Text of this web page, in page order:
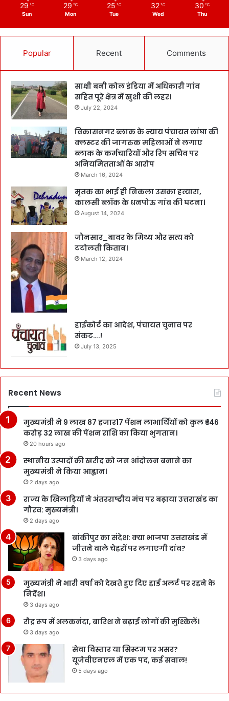
29 ℃
Sun
29 ℃
Mon
25 ℃
Tue
32 ℃
Wed
30 ℃
Thu
Popular Recent Comments
साक्षी बनी कोल इंडिया में अधिकारी गांव
सहित पूरे क्षेत्र में खुशी की लहर।
July 22, 2024
विकासनगर ब्लाक के न्याय पंचायत लांघा की
क्लस्टर की जागरुक महिलाओं ने लगाए
ब्लाक के कर्मचारियों और रिप सचिव पर
अनियमितताओं के आरोप
March 16, 2024
मृतक का भाई ही निकला उसका हत्यारा,
कालसी ब्लॉक के धनपोऊ गांव की घटना।
August 14, 2024
जौनसार_बावर के मिथ्य और सत्य को
टटोलती किताब।
March 12, 2024
हाईकोर्ट का आदेश, पंचायत चुनाव पर
संकट….!
July 13, 2025
Recent News
मुख्यमंत्री ने 9 लाख 87 हजार17 पेंशन लाभार्थियों को कुल ₹ 146
करोड़ 32 लाख की पेंशन राशि का किया भुगतान।
20 hours ago
स्थानीय उत्पादों की खरीद को जन आंदोलन बनाने का
मुख्यमंत्री ने किया आह्वान।
2 days ago
राज्य के खिलाड़ियों ने अंतरराष्ट्रीय मंच पर बढ़ाया उत्तराखंड का
गौरव: मुख्यमंत्री।
2 days ago
बांकीपुर का संदेश: क्या भाजपा उत्तराखंड में
जीतने वाले चेहरों पर लगाएगी दांव?
3 days ago
मुख्यमंत्री ने भारी वर्षा को देखते हुए दिए हाई अलर्ट पर रहने के
निर्देश।
3 days ago
रौद्र रूप में अलकनंदा, बारिश ने बढ़ाई लोगों की मुश्किलें।
3 days ago
सेवा विस्तार या सिस्टम पर असर?
यूजेवीएनएल में एक पद, कई सवाल!
5 days ago